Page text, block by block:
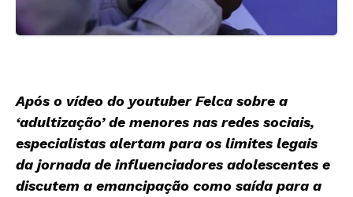
Após o vídeo do youtuber Felca sobre a
‘adultização’ de menores nas redes sociais,
especialistas alertam para os limites legais
da jornada de influenciadores adolescentes e
discutem a emancipação como saída para a